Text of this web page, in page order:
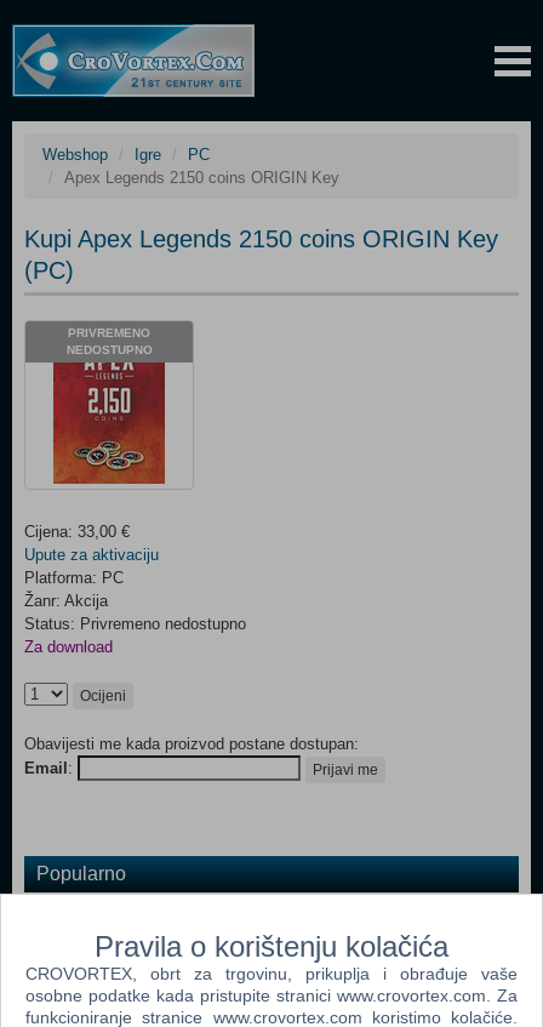
Webshop Igre
PC
Apex Legends 2150 coins ORIGIN Key
Kupi Apex Legends 2150 coins ORIGIN Key
(PC)
PRIVREMENO
NEDOSTUPNO
Cijena: 33,00 €
Upute za aktivaciju
Platforma: PC
Žanr: Akcija
Status: Privremeno nedostupno
Za download
Ocijeni
Obavijesti me kada proizvod postane dostupan:
Email : Prijavi me
Popularno
Grand Theft Auto Vice City (PC)
Grand Theft Auto IV (PC)
Pravila o korištenju kolačića
CROVORTEX, obrt za trgovinu, prikuplja i obrađuje vaše
osobne podatke kada pristupite stranici www.crovortex.com. Za
funkcioniranje stranice www.crovortex.com koristimo kolačiće.